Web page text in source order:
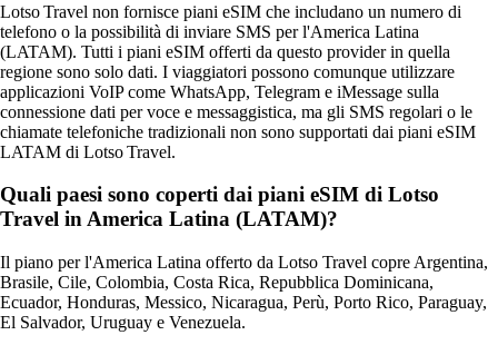
Lotso Travel non fornisce piani eSIM che includano un numero di
telefono o la possibilità di inviare SMS per l'America Latina
(LATAM). Tutti i piani eSIM offerti da questo provider in quella
regione sono solo dati. I viaggiatori possono comunque utilizzare
applicazioni VoIP come WhatsApp, Telegram e iMessage sulla
connessione dati per voce e messaggistica, ma gli SMS regolari o le
chiamate telefoniche tradizionali non sono supportati dai piani eSIM
LATAM di Lotso Travel.
Quali paesi sono coperti dai piani eSIM di Lotso
Travel in America Latina (LATAM)?
Il piano per l'America Latina offerto da Lotso Travel copre Argentina,
Brasile, Cile, Colombia, Costa Rica, Repubblica Dominicana,
Ecuador, Honduras, Messico, Nicaragua, Perù, Porto Rico, Paraguay,
El Salvador, Uruguay e Venezuela.